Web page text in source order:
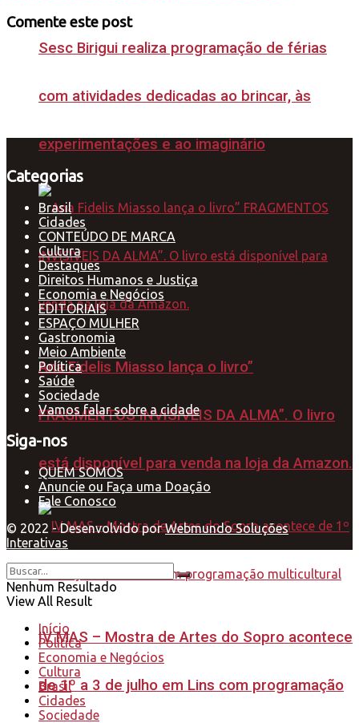
Sesc Birigui realiza programação de férias
com atividades dedicadas ao brincar, às
experimentações e ao imaginário
Ana Fidelis Miasso lança o livro”
FRAGMENTOS INVISÍVEIS DA ALMA”. O livro
está disponível para venda na loja da Amazon.
IV MAS – Mostra de Artes do Sopro acontece
de 1º a 3 de julho em Lins com programação
Comente este post
Categorias
Brasil
Cidades
CONTEÚDO DE MARCA
Cultura
Destaques
Direitos Humanos e Justiça
Economia e Negócios
EDITORIAIS
ESPAÇO MULHER
Gastronomia
Meio Ambiente
Política
Saúde
Sociedade
Vamos falar sobre a cidade
Siga-nos
QUEM SOMOS
Anuncie ou Faça uma Doação
Fale Conosco
© 2022 - Desenvolvido porWebmundo Soluções
Interativas
Nenhum Resultado
View All Result
Início
Política
Economia e Negócios
Cultura
Brasil
Cidades
Sociedade